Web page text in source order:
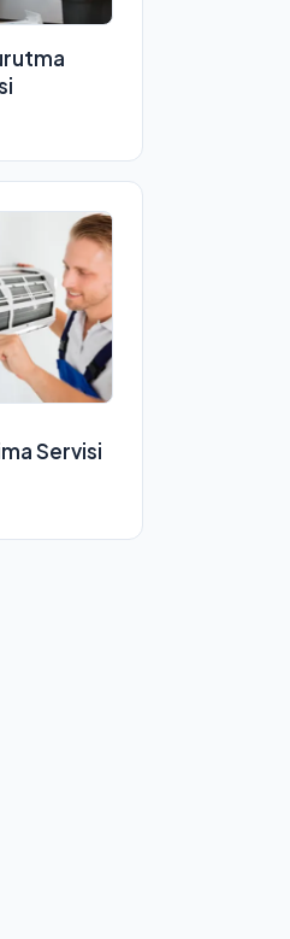
Servisi